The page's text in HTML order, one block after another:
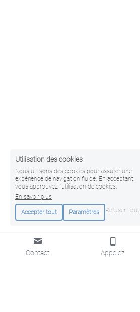
Contact Appelez
Utilisation des cookies
Nous utilisons des cookies pour assurer une
expérience de navigation fluide. En acceptant,
vous approuvez l'utilisation de cookies.
En savoir plus
Accepter tout Paramètres Refuser Tout